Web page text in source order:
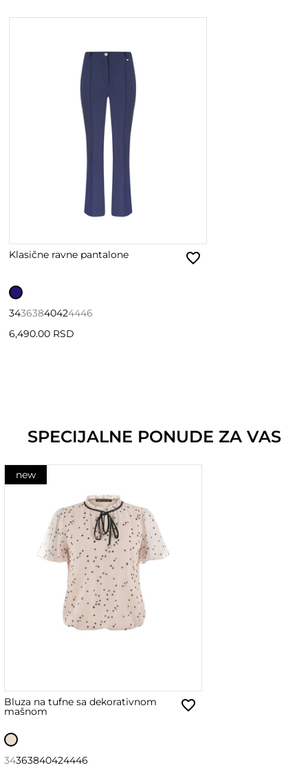
Klasične ravne pantalone
34363840424446
6,490.00 RSD
SPECIJALNE PONUDE ZA VAS
new
Bluza na tufne sa dekorativnom
mašnom
34363840424446